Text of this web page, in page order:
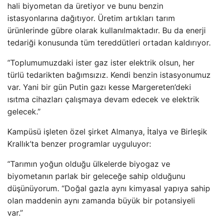
hali biyometan da üretiyor ve bunu benzin
istasyonlarına dağıtıyor. Üretim artıkları tarım
ürünlerinde gübre olarak kullanılmaktadır. Bu da enerji
tedariği konusunda tüm tereddütleri ortadan kaldırıyor.
“Toplumumuzdaki ister gaz ister elektrik olsun, her
türlü tedarikten bağımsızız. Kendi benzin istasyonumuz
var. Yani bir gün Putin gazı kesse Margereten’deki
ısıtma cihazları çalışmaya devam edecek ve elektrik
gelecek.”
Kampüsü işleten özel şirket Almanya, İtalya ve Birleşik
Krallık’ta benzer programlar uyguluyor:
“Tarımın yoğun olduğu ülkelerde biyogaz ve
biyometanın parlak bir geleceğe sahip olduğunu
düşünüyorum. “Doğal gazla aynı kimyasal yapıya sahip
olan maddenin aynı zamanda büyük bir potansiyeli
var.”